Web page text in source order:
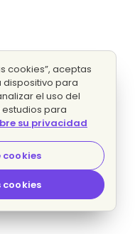
cookies”, aceptas
dispositivo para
el uso del
para
su privacidad